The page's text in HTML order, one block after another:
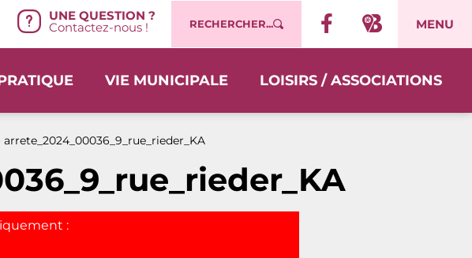
UNE QUESTION ?
Contactez-nous ! RECHERCHER... MENU
VIE MUNICIPALE LOISIRS / ASSOCIATIONS
arrete_2024_00036_9_rue_rieder_KA
: